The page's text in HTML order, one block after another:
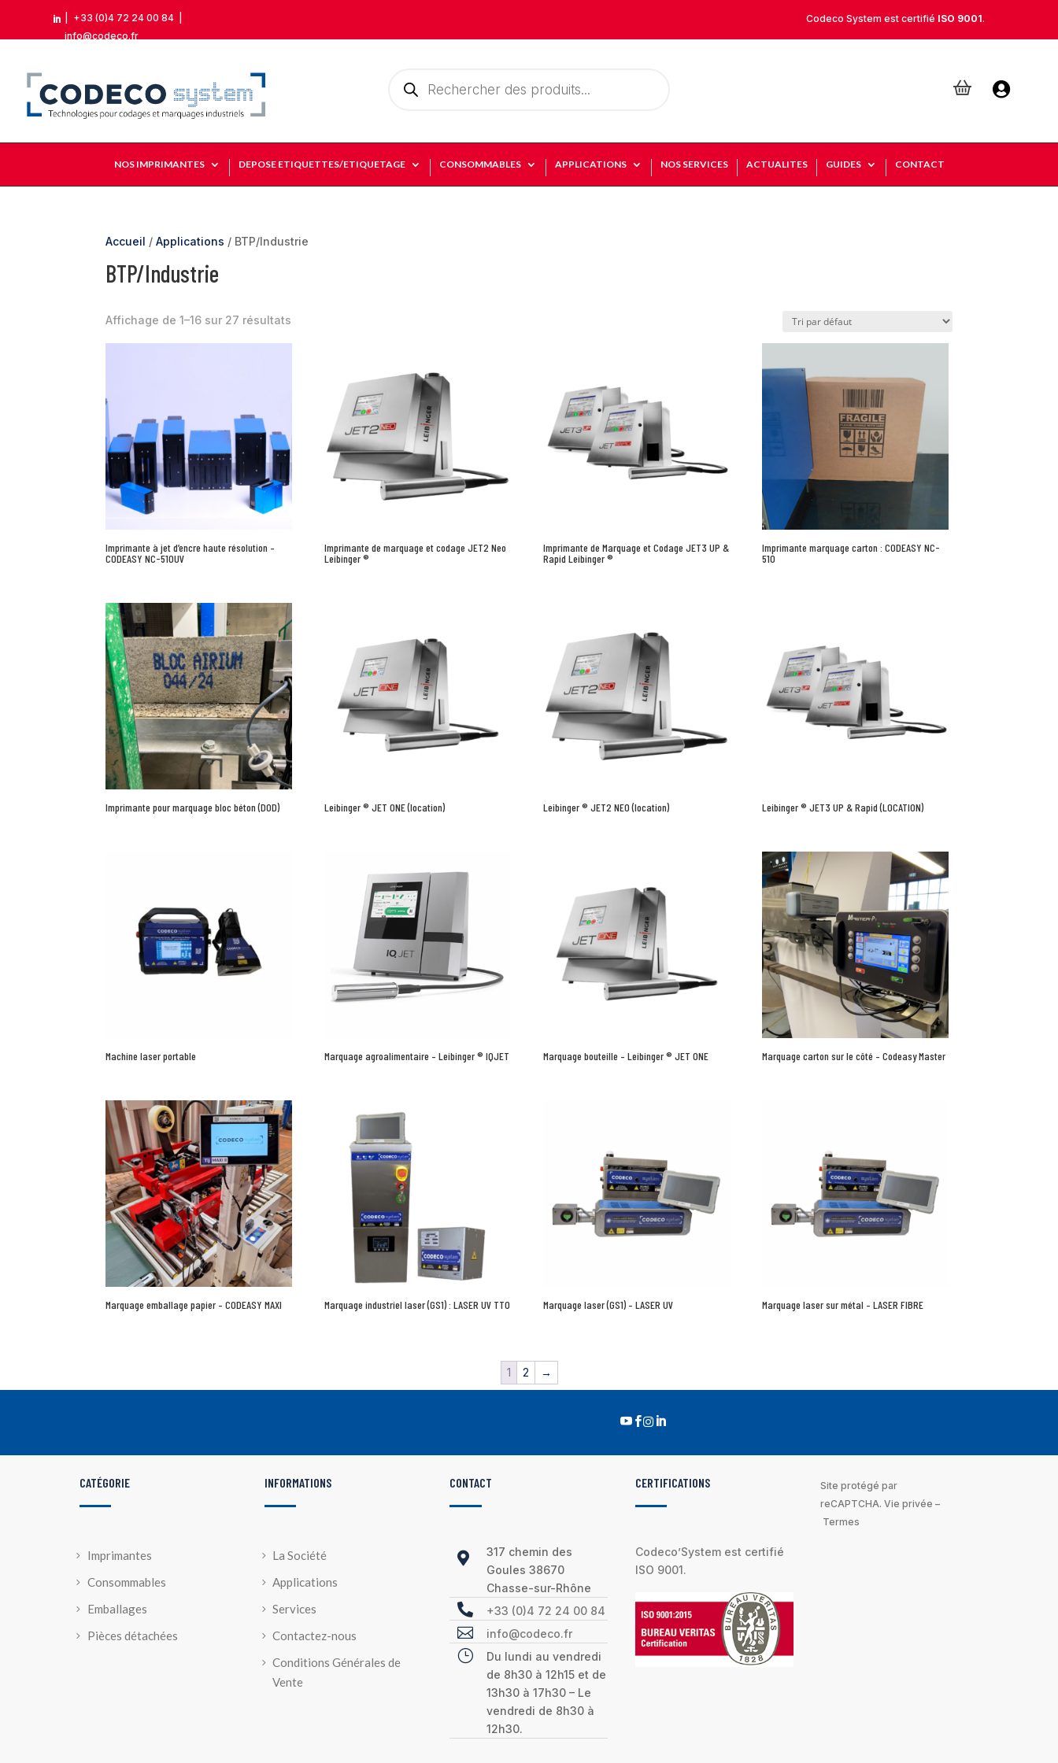
 +33 (0)4 72 24 00 84
info@codeco.fr
Codeco System est certifié ISO 9001.
produits

NOS IMPRIMANTES DEPOSE ETIQUETTES/ETIQUETAGE CONSOMMABLES APPLICATIONS NOS SERVICES ACTUALITES GUIDES CONTACT
Accueil /Applications / BTP/Industrie
BTP/Industrie
Affichage de 1–16 sur 27 résultats
Imprimante à jet d’encre haute résolution –
CODEASY NC-510UV
Imprimante de marquage et codage JET2 Neo
Leibinger ®
Imprimante de Marquage et Codage JET3 UP &
Rapid Leibinger ®
Imprimante marquage carton : CODEASY NC-
510
Imprimante pour marquage bloc béton (DOD) Leibinger ® JET ONE (location) Leibinger ® JET2 NEO (location) Leibinger ® JET3 UP & Rapid (LOCATION)
Machine laser portable Marquage agroalimentaire – Leibinger ® IQJET Marquage bouteille – Leibinger ® JET ONE Marquage carton sur le côté – Codeasy Master
Marquage emballage papier – CODEASY MAXI Marquage industriel laser (GS1) : LASER UV TTO Marquage laser (GS1) – LASER UV Marquage laser sur métal – LASER FIBRE
1 2 →
 
CATÉGORIE
Imprimantes
Consommables
Emballages
Pièces détachées
INFORMATIONS
La Société
Applications
Services
Contactez-nous
Conditions Générales de
Vente
CONTACT

317 chemin des
Goules 38670
Chasse-sur-Rhône
 +33 (0)4 72 24 00 84
 info@codeco.fr
}
Du lundi au vendredi
de 8h30 à 12h15 et de
13h30 à 17h30 – Le
vendredi de 8h30 à
12h30.
CERTIFICATIONS
Codeco’System est certifié
ISO 9001.
Site protégé par
reCAPTCHA.Vie privée –
Termes